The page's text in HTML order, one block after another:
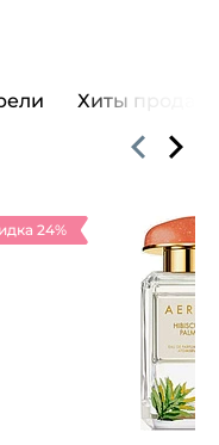
Хиты продаж
24%